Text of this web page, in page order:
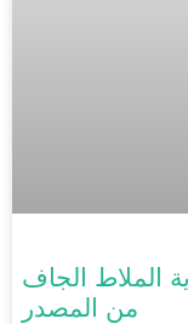
الملاط الجاف
من المصدر